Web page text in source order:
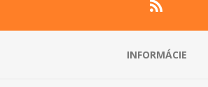
INFORMÁCIE